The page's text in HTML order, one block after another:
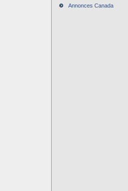
Annonces Canada